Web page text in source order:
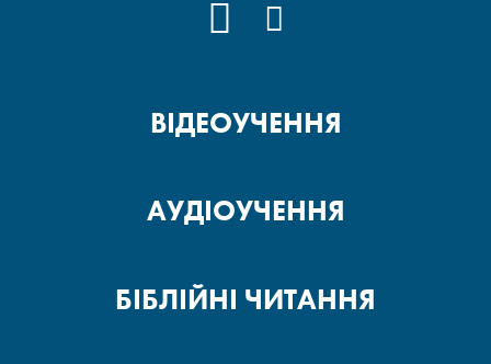
YOUTUBE
ВІДЕОУЧЕННЯ
АУДІОУЧЕННЯ
БІБЛІЙНІ ЧИТАННЯ